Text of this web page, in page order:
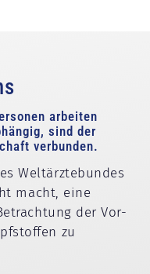
arbeiten
sind der
verbunden.
Weltärztebundes
macht, eine
der Vor-
zu